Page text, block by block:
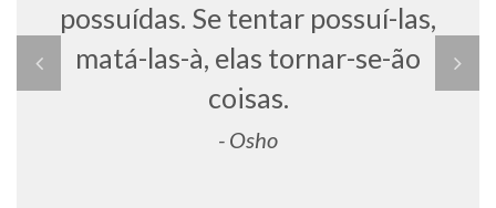
possuídas. Se tentar possuí-las,
matá-las-à, elas tornar-se-ão
coisas.
- Osho